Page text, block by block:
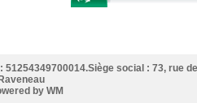
social : 73, rue
by WM